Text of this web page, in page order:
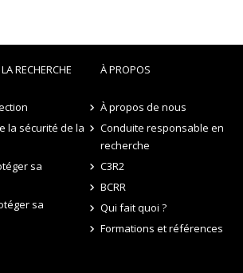
RECHERCHE
la sécurité de la
sa
sa
À PROPOS
À propos de nous
Conduite responsable en
recherche
C3R2
BCRR
Qui fait quoi ?
Formations et références